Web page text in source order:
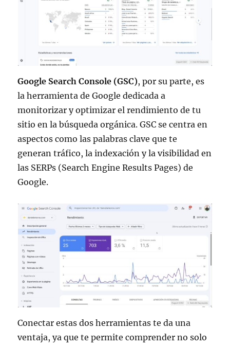
Google Search Console (GSC), por su parte, es
la herramienta de Google dedicada a
monitorizar y optimizar el rendimiento de tu
sitio en la búsqueda orgánica. GSC se centra en
aspectos como las palabras clave que te
generan tráfico, la indexación y la visibilidad en
las SERPs (Search Engine Results Pages) de
Google.
Conectar estas dos herramientas te da una
ventaja, ya que te permite comprender no solo